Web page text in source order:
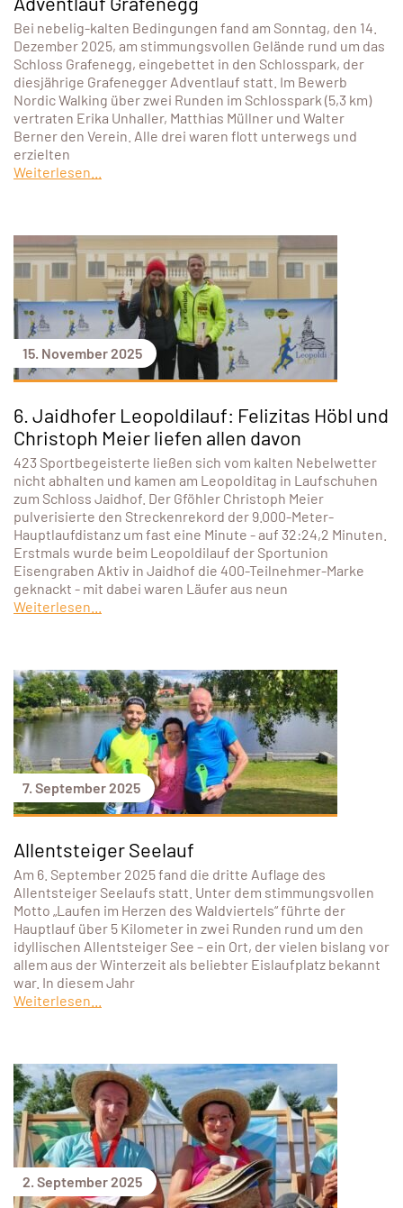
Bei nebelig-kalten Bedingungen fand am Sonntag, den 14.
Dezember 2025, am stimmungsvollen Gelände rund um das
Schloss Grafenegg, eingebettet in den Schlosspark, der
diesjährige Grafenegger Adventlauf statt. Im Bewerb
Nordic Walking über zwei Runden im Schlosspark (5,3 km)
vertraten Erika Unhaller, Matthias Müllner und Walter
Berner den Verein. Alle drei waren flott unterwegs und
erzielten
Weiterlesen...
15. November 2025
6. Jaidhofer Leopoldilauf: Felizitas Höbl und
Christoph Meier liefen allen davon
423 Sportbegeisterte ließen sich vom kalten Nebelwetter
nicht abhalten und kamen am Leopolditag in Laufschuhen
zum Schloss Jaidhof. Der Gföhler Christoph Meier
pulverisierte den Streckenrekord der 9.000-Meter-
Hauptlaufdistanz um fast eine Minute - auf 32:24,2 Minuten.
Erstmals wurde beim Leopoldilauf der Sportunion
Eisengraben Aktiv in Jaidhof die 400-Teilnehmer-Marke
geknackt - mit dabei waren Läufer aus neun
Weiterlesen...
7. September 2025
Allentsteiger Seelauf
Am 6. September 2025 fand die dritte Auflage des
Allentsteiger Seelaufs statt. Unter dem stimmungsvollen
Motto „Laufen im Herzen des Waldviertels“ führte der
Hauptlauf über 5 Kilometer in zwei Runden rund um den
idyllischen Allentsteiger See – ein Ort, der vielen bislang vor
allem aus der Winterzeit als beliebter Eislaufplatz bekannt
war. In diesem Jahr
Weiterlesen...
2. September 2025